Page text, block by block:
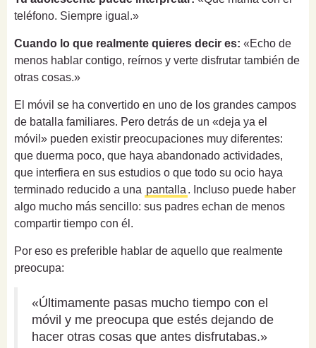
teléfono. Siempre igual.»
Cuando lo que realmente quieres decir es: «Echo de
menos hablar contigo, reírnos y verte disfrutar también de
otras cosas.»
El móvil se ha convertido en uno de los grandes campos
de batalla familiares. Pero detrás de un «deja ya el
móvil» pueden existir preocupaciones muy diferentes:
que duerma poco, que haya abandonado actividades,
que interfiera en sus estudios o que todo su ocio haya
terminado reducido a una pantalla . Incluso puede haber
algo mucho más sencillo: sus padres echan de menos
compartir tiempo con él.
Por eso es preferible hablar de aquello que realmente
preocupa:
«Últimamente pasas mucho tiempo con el
móvil y me preocupa que estés dejando de
hacer otras cosas que antes disfrutabas.»